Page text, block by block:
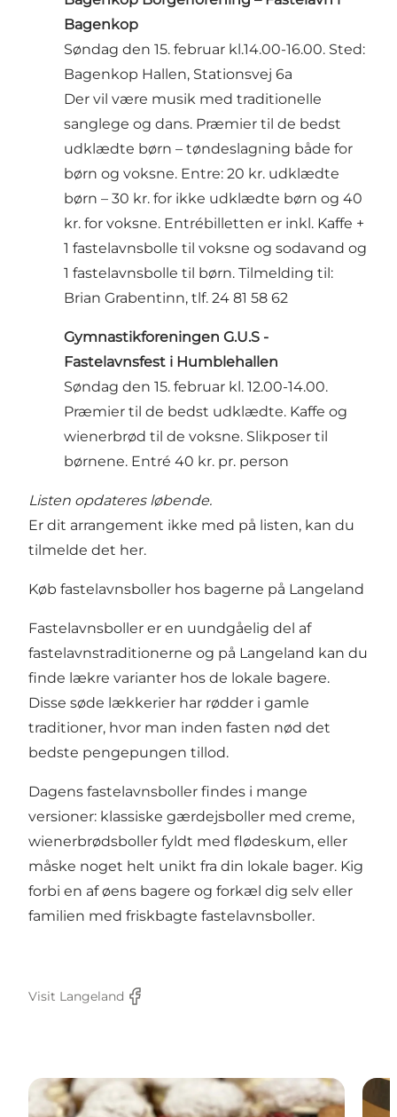
Bagenkop
Søndag den 15. februar kl.14.00-16.00. Sted:
Bagenkop Hallen, Stationsvej 6a
Der vil være musik med traditionelle
sanglege og dans. Præmier til de bedst
udklædte børn – tøndeslagning både for
børn og voksne. Entre: 20 kr. udklædte
børn – 30 kr. for ikke udklædte børn og 40
kr. for voksne. Entrébilletten er inkl. Kaffe +
1 fastelavnsbolle til voksne og sodavand og
1 fastelavnsbolle til børn. Tilmelding til:
Brian Grabentinn, tlf. 24 81 58 62
Gymnastikforeningen G.U.S -
Fastelavnsfest i Humblehallen
Søndag den 15. februar kl. 12.00-14.00.
Præmier til de bedst udklædte. Kaffe og
wienerbrød til de voksne. Slikposer til
børnene. Entré 40 kr. pr. person
Listen opdateres løbende.
Er dit arrangement ikke med på listen, kan du
tilmelde det her.
Køb fastelavnsboller hos bagerne på Langeland
Fastelavnsboller er en uundgåelig del af
fastelavnstraditionerne og på Langeland kan du
finde lækre varianter hos de lokale bagere.
Disse søde lækkerier har rødder i gamle
traditioner, hvor man inden fasten nød det
bedste pengepungen tillod.
Dagens fastelavnsboller findes i mange
versioner: klassiske gærdejsboller med creme,
wienerbrødsboller fyldt med flødeskum, eller
måske noget helt unikt fra din lokale bager. Kig
forbi en af øens bagere og forkæl dig selv eller
familien med friskbagte fastelavnsboller.
Visit Langeland
Facebook